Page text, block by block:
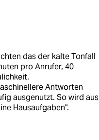
das der kalte Tonfall
pro Anrufer, 40
Antworten
ausgenutzt. So wird aus
Hausaufgaben".